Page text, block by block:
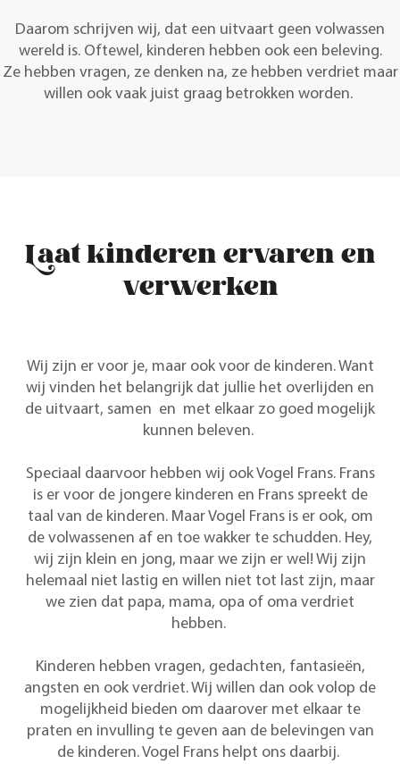
Daarom schrijven wij, dat een uitvaart geen volwassen
wereld is. Oftewel, kinderen hebben ook een beleving.
Ze hebben vragen, ze denken na, ze hebben verdriet maar
willen ook vaak juist graag betrokken worden.
Laat kinderen ervaren en
verwerken
Wij zijn er voor je, maar ook voor de kinderen. Want
wij vinden het belangrijk dat jullie het overlijden en
de uitvaart, samen en met elkaar zo goed mogelijk
kunnen beleven.
Speciaal daarvoor hebben wij ook Vogel Frans. Frans
is er voor de jongere kinderen en Frans spreekt de
taal van de kinderen. Maar Vogel Frans is er ook, om
de volwassenen af en toe wakker te schudden. Hey,
wij zijn klein en jong, maar we zijn er wel! Wij zijn
helemaal niet lastig en willen niet tot last zijn, maar
we zien dat papa, mama, opa of oma verdriet
hebben.
Kinderen hebben vragen, gedachten, fantasieën,
angsten en ook verdriet. Wij willen dan ook volop de
mogelijkheid bieden om daarover met elkaar te
praten en invulling te geven aan de belevingen van
de kinderen. Vogel Frans helpt ons daarbij.